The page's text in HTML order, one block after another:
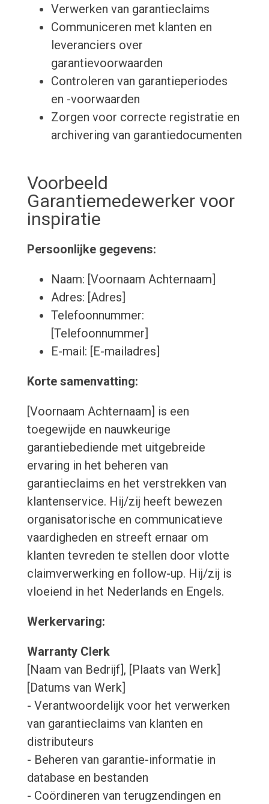
Verwerken van garantieclaims
Communiceren met klanten en
leveranciers over
garantievoorwaarden
Controleren van garantieperiodes
en -voorwaarden
Zorgen voor correcte registratie en
archivering van garantiedocumenten
Voorbeeld
Garantiemedewerker voor
inspiratie
Persoonlijke gegevens:
Naam: [Voornaam Achternaam]
Adres: [Adres]
Telefoonnummer:
[Telefoonnummer]
E-mail: [E-mailadres]
Korte samenvatting:
[Voornaam Achternaam] is een
toegewijde en nauwkeurige
garantiebediende met uitgebreide
ervaring in het beheren van
garantieclaims en het verstrekken van
klantenservice. Hij/zij heeft bewezen
organisatorische en communicatieve
vaardigheden en streeft ernaar om
klanten tevreden te stellen door vlotte
claimverwerking en follow-up. Hij/zij is
vloeiend in het Nederlands en Engels.
Werkervaring:
Warranty Clerk
[Naam van Bedrijf], [Plaats van Werk]
[Datums van Werk]
- Verantwoordelijk voor het verwerken
van garantieclaims van klanten en
distributeurs
- Beheren van garantie-informatie in
database en bestanden
- Coördineren van terugzendingen en